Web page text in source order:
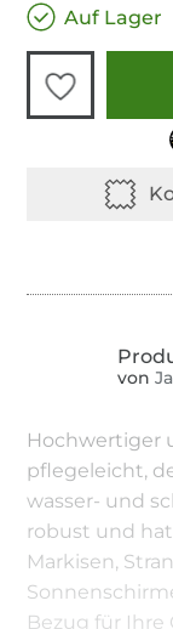
Auf Lager
von
Hochwertiger
pflegeleicht,
wasser- und
robust und
Markisen,
Bezug für Ihre